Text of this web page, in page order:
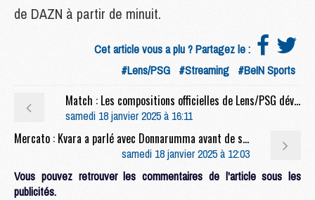
de DAZN à partir de minuit.
Cet article vous a plu ? Partagez le :
#Lens/PSG #Streaming #BeIN Sports
Match : Les compositions officielles de Lens/PSG dévoilées
samedi 18 janvier 2025 à 16:11
Mercato : Kvara a parlé avec Donnarumma avant de signer au PSG
samedi 18 janvier 2025 à 12:03
Vous pouvez retrouver les commentaires de l'article sous les
publicités.